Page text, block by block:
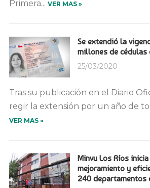
Primera... VER MAS »
Se extendió la
millones de cédulas
25/03/2020
Tras su publicación en el Diario
regir la extensión por un año de
VER MAS »
Minvu Los Ríos
mejoramiento y
240 departamentos